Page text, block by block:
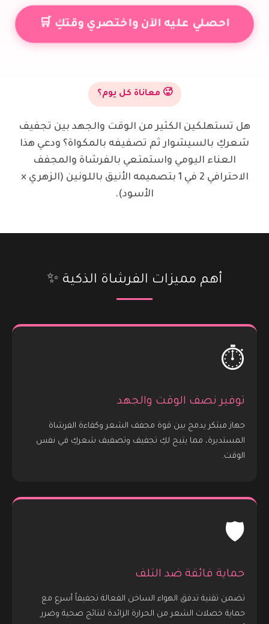
احصلي عليه الآن واختصري وقتكِ 🛒
🥵 معاناة كل يوم؟
هل تستهلكين الكثير من الوقت والجهد بين تجفيف
شعركِ بالسيشوار ثم تصفيفه بالمكواة؟ ودعي هذا
العناء اليومي واستمتعي بالفرشاة والمجفف
الاحترافي 2 في 1 بتصميمه الأنيق باللونين (الزهري ×
الأسود).
أهم مميزات الفرشاة الذكية ✨
⏱️
توفير نصف الوقت والجهد
جهاز مبتكر يدمج بين قوة مجفف الشعر وكفاءة الفرشاة
المستديرة، مما يتيح لكِ تجفيف وتصفيف شعركِ في نفس
الوقت.
🛡️
حماية فائقة ضد التلف
تضمن تقنية تدفق الهواء الساخن الفعالة تجفيفاً أسرع مع
حماية خصلات الشعر من الحرارة الزائدة لنتائج صحية وضرر